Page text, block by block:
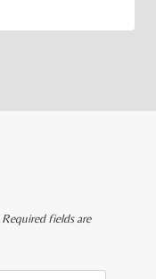
Required fields are